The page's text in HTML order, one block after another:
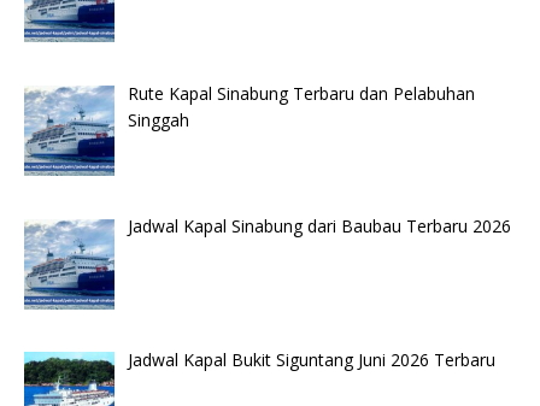
Rute Kapal Sinabung Terbaru dan Pelabuhan
Singgah
Jadwal Kapal Sinabung dari Baubau Terbaru 2026
Jadwal Kapal Bukit Siguntang Juni 2026 Terbaru